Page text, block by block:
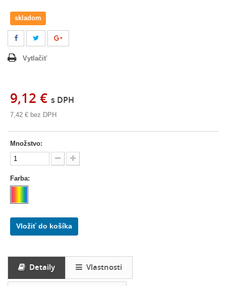
skladom
Vytlačiť
9,12 € s DPH
7,42 € bez DPH
Množstvo:
Farba:
Vložiť do košíka
Detaily Vlastnosti